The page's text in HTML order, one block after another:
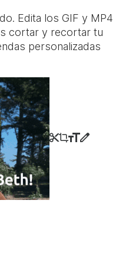
Edita los GIF y MP4
cortar y recortar tu
personalizadas